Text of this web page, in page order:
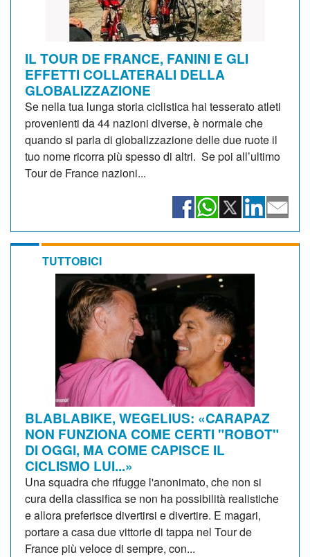
IL TOUR DE FRANCE, FANINI E GLI
EFFETTI COLLATERALI DELLA
GLOBALIZZAZIONE
Se nella tua lunga storia ciclistica hai tesserato atleti
provenienti da 44 nazioni diverse, è normale che
quando si parla di globalizzazione delle due ruote il
tuo nome ricorra più spesso di altri. Se poi all’ultimo
Tour de France nazioni...
TUTTOBICI
BLABLABIKE, WEGELIUS: «CARAPAZ
NON FUNZIONA COME CERTI "ROBOT"
DI OGGI, MA COME CAPISCE IL
CICLISMO LUI...»
Una squadra che rifugge l'anonimato, che non si
cura della classifica se non ha possibilità realistiche
e allora preferisce divertirsi e divertire. E magari,
portare a casa due vittorie di tappa nel Tour de
France più veloce di sempre, con...